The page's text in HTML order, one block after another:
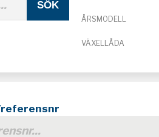
ÅRSMODELL
VÄXELLÅDA